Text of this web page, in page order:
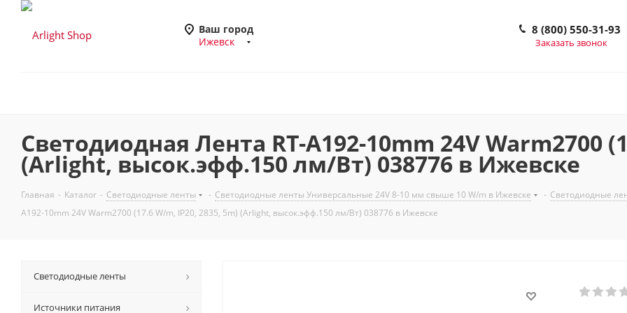
Ваш город
Ижевск
8 (800) 550-31-93
Заказать звонок
Светодиодная Лента RT-A192-10mm 24V Warm2700
(Arlight, высок.эфф.150 лм/Вт) 038776 в Ижевске
Главная - Каталог - Светодиодные ленты - Светодиодные ленты Универсальные 24V 8-10 мм свыше 10 W/m в Ижевске - Светодиодные
A192-10mm 24V Warm2700 (17.6 W/m, IP20, 2835, 5m) (Arlight, высок.эфф.150 лм/Вт) 038776 в Ижевске
Светодиодные ленты
Источники питания